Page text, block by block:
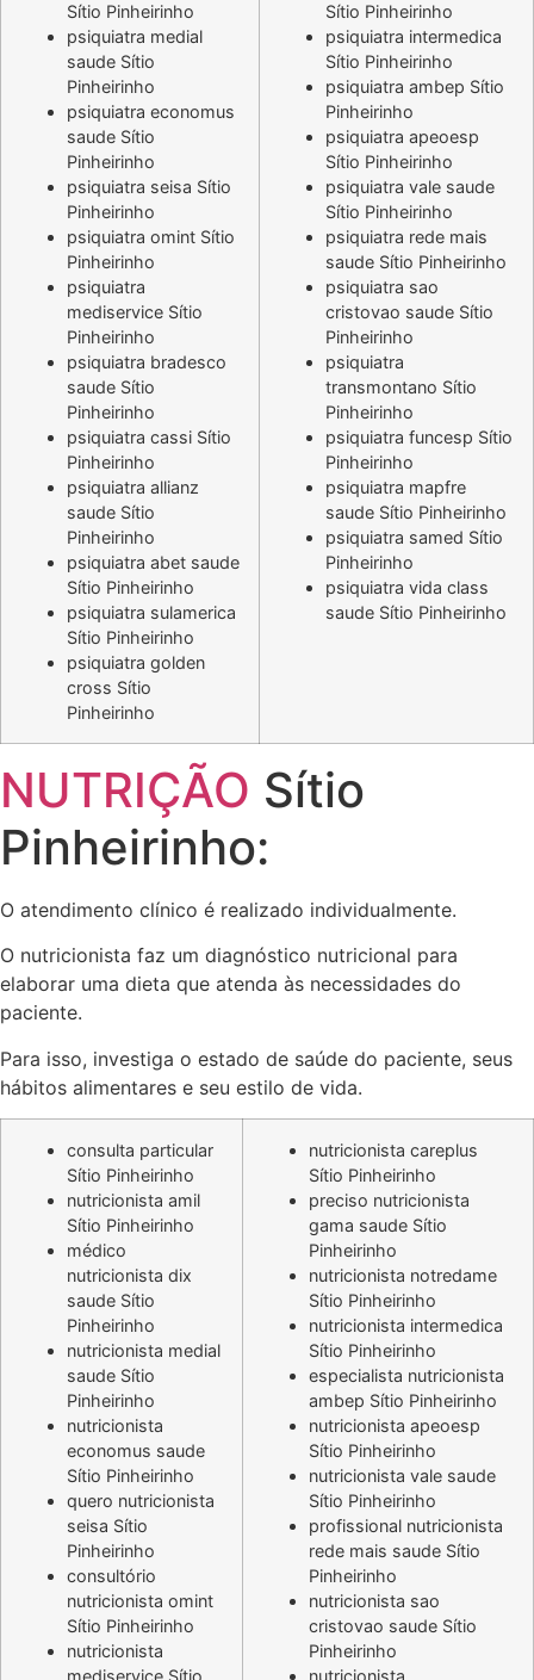
Sítio Pinheirinho
psiquiatra medial
saude Sítio
Pinheirinho
psiquiatra economus
saude Sítio
Pinheirinho
psiquiatra seisa Sítio
Pinheirinho
psiquiatra omint Sítio
Pinheirinho
psiquiatra
mediservice Sítio
Pinheirinho
psiquiatra bradesco
saude Sítio
Pinheirinho
psiquiatra cassi Sítio
Pinheirinho
psiquiatra allianz
saude Sítio
Pinheirinho
psiquiatra abet saude
Sítio Pinheirinho
psiquiatra sulamerica
Sítio Pinheirinho
psiquiatra golden
cross Sítio
Pinheirinho
Sítio Pinheirinho
psiquiatra intermedica
Sítio Pinheirinho
psiquiatra ambep Sítio
Pinheirinho
psiquiatra apeoesp
Sítio Pinheirinho
psiquiatra vale saude
Sítio Pinheirinho
psiquiatra rede mais
saude Sítio Pinheirinho
psiquiatra sao
cristovao saude Sítio
Pinheirinho
psiquiatra
transmontano Sítio
Pinheirinho
psiquiatra funcesp Sítio
Pinheirinho
psiquiatra mapfre
saude Sítio Pinheirinho
psiquiatra samed Sítio
Pinheirinho
psiquiatra vida class
saude Sítio Pinheirinho
NUTRIÇÃO Sítio
Pinheirinho:
O atendimento clínico é realizado individualmente.
O nutricionista faz um diagnóstico nutricional para
elaborar uma dieta que atenda às necessidades do
paciente.
Para isso, investiga o estado de saúde do paciente, seus
hábitos alimentares e seu estilo de vida.
consulta particular
Sítio Pinheirinho
nutricionista amil
Sítio Pinheirinho
médico
nutricionista dix
saude Sítio
Pinheirinho
nutricionista medial
saude Sítio
Pinheirinho
nutricionista
economus saude
Sítio Pinheirinho
quero nutricionista
seisa Sítio
Pinheirinho
consultório
nutricionista omint
Sítio Pinheirinho
nutricionista
nutricionista careplus
Sítio Pinheirinho
preciso nutricionista
gama saude Sítio
Pinheirinho
nutricionista notredame
Sítio Pinheirinho
nutricionista intermedica
Sítio Pinheirinho
especialista nutricionista
ambep Sítio Pinheirinho
nutricionista apeoesp
Sítio Pinheirinho
nutricionista vale saude
Sítio Pinheirinho
profissional nutricionista
rede mais saude Sítio
Pinheirinho
nutricionista sao
cristovao saude Sítio
Pinheirinho